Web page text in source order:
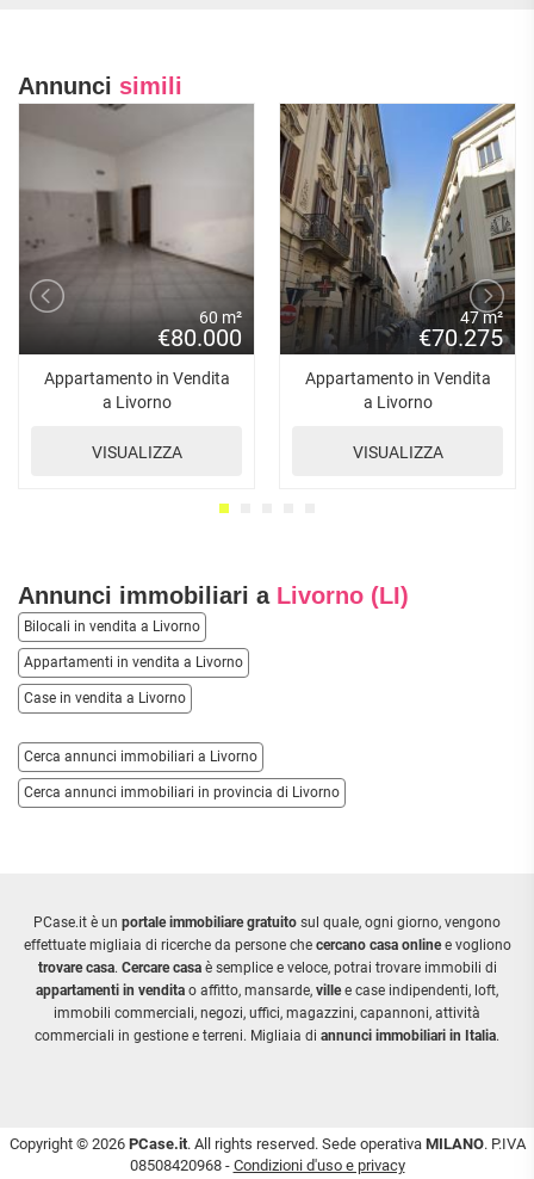
Annunci simili
60 m²
€80.000
Appartamento in Vendita
a Livorno
VISUALIZZA
47 m²
€70.275
Appartamento in Vendita
a Livorno
VISUALIZZA
Annunci immobiliari a Livorno (LI)
Bilocali in vendita a Livorno
Appartamenti in vendita a Livorno
Case in vendita a Livorno
Cerca annunci immobiliari a Livorno
Cerca annunci immobiliari in provincia di Livorno
PCase.it è un portale immobiliare gratuito sul quale, ogni giorno, vengono
effettuate migliaia di ricerche da persone che cercano casa onlinee vogliono
trovare casa. Cercare casaè semplice e veloce, potrai trovare immobili di
appartamenti in vendita o affitto, mansarde, villee case indipendenti, loft,
immobili commerciali, negozi, uffici, magazzini, capannoni, attività
commerciali in gestione e terreni. Migliaia di annunci immobiliari in Italia.
Copyright © 2026 PCase.it. All rights reserved. Sede operativa MILANO. P.IVA
08508420968 - Condizioni d'uso e privacy